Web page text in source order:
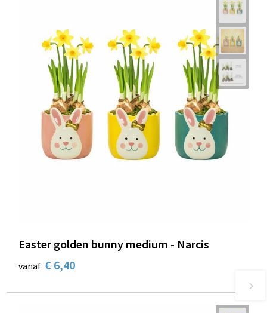
Easter golden bunny medium - Narcis
vanaf € 6,40